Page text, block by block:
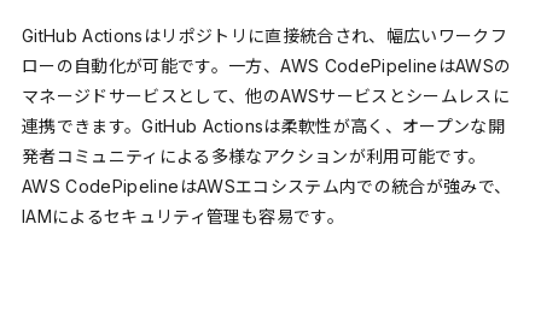
GitHub Actionsはリポジトリに直接統合され、幅広いワークフ
ローの自動化が可能です。一方、AWS CodePipelineはAWSの
マネージドサービスとして、他のAWSサービスとシームレスに
連携できます。GitHub Actionsは柔軟性が高く、オープンな開
発者コミュニティによる多様なアクションが利用可能です。
AWS CodePipelineはAWSエコシステム内での統合が強みで、
IAMによるセキュリティ管理も容易です。